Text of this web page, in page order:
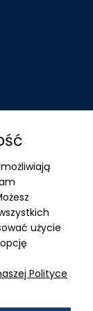
nie
To pozwala
personelu i
użycie
Polityce